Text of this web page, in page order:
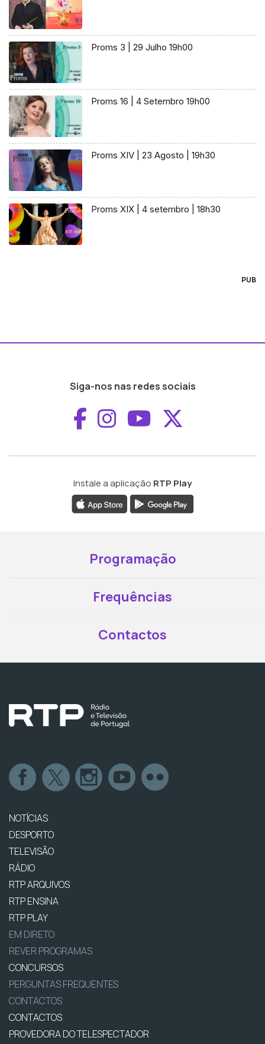
Proms 3 | 29 Julho 19h00
Proms 16 | 4 Setembro 19h00
Proms XIV | 23 Agosto | 19h30
Proms XIX | 4 setembro | 18h30
PUB
Siga-nos nas redes sociais
Aceder ao
Aceder ao
Aceder ao
Instale a aplicação RTP Play
Programação
Frequências
Contactos
NOTÍCIAS
DESPORTO
TELEVISÃO
RÁDIO
RTP ARQUIVOS
RTP ENSINA
RTP PLAY
EM DIRETO
REVER PROGRAMAS
CONCURSOS
PERGUNTAS FREQUENTES
CONTACTOS
CONTACTOS
PROVEDORA DO TELESPECTADOR